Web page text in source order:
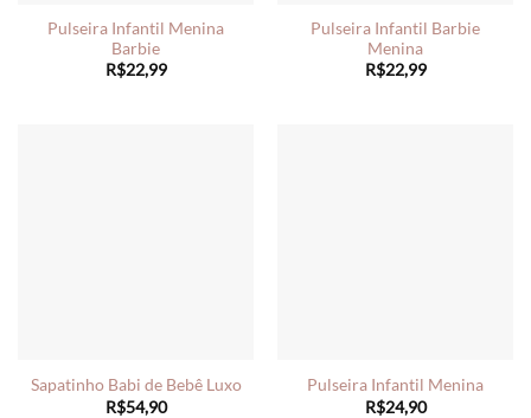
Pulseira Infantil Menina
Barbie
R$22,99
Pulseira Infantil Barbie
Menina
R$22,99
Sapatinho Babi de Bebê Luxo
R$54,90
Pulseira Infantil Menina
R$24,90